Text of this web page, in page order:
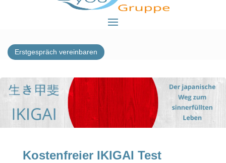
Erstgespräch vereinbaren
Kostenfreier IKIGAI Test